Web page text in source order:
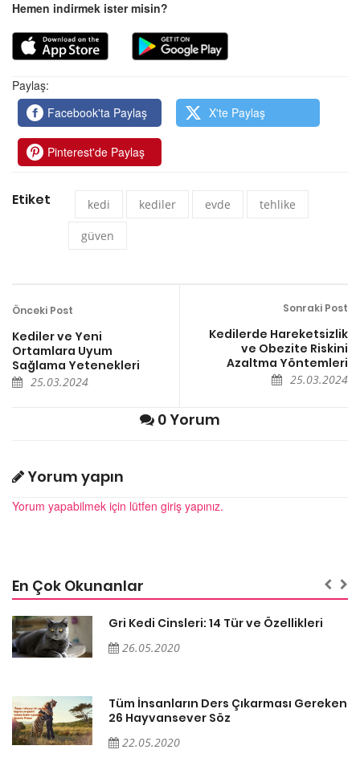
Hemen indirmek ister misin?
Paylaş:
Facebook'ta Paylaş
X'te Paylaş
Pinterest'de Paylaş
Etiket kedi kediler evde tehlike
güven
Önceki Post
Kediler ve Yeni
Ortamlara Uyum
Sağlama Yetenekleri
25.03.2024
Sonraki Post
Kedilerde Hareketsizlik
ve Obezite Riskini
Azaltma Yöntemleri
25.03.2024
0 Yorum
Yorum yapın
Yorum yapabilmek için lütfen giriş yapınız.
En Çok Okunanlar
Gri Kedi Cinsleri: 14 Tür ve Özellikleri
26.05.2020
Tüm İnsanların Ders Çıkarması Gereken
26 Hayvansever Söz
22.05.2020